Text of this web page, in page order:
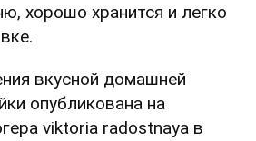
хорошо хранится и легко
вкусной домашней
опубликована на
viktoria radostnaya в